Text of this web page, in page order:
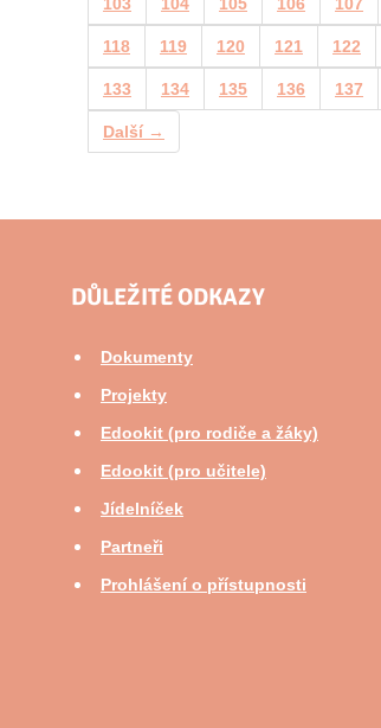
118 119 120 121 122
133 134 135 136 137
Další →
DŮLEŽITÉ ODKAZY
Dokumenty
Projekty
Edookit (pro rodiče a žáky)
Edookit (pro učitele)
Jídelníček
Partneři
Prohlášení o přístupnosti